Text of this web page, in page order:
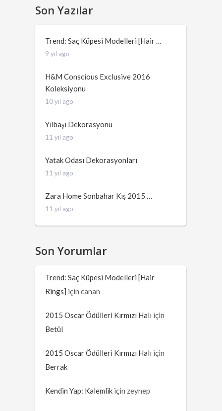
Son Yazılar
Trend: Saç Küpesi Modelleri [Hair …
9 yıl ago
H&M Conscious Exclusive 2016
Koleksiyonu
10 yıl ago
Yılbaşı Dekorasyonu
11 yıl ago
Yatak Odası Dekorasyonları
11 yıl ago
Zara Home Sonbahar Kış 2015 …
11 yıl ago
Son Yorumlar
Trend: Saç Küpesi Modelleri [Hair
Rings] içincanan
2015 Oscar Ödülleri Kırmızı Halı için
Betül
2015 Oscar Ödülleri Kırmızı Halı için
Berrak
Kendin Yap: Kalemlik için zeynep